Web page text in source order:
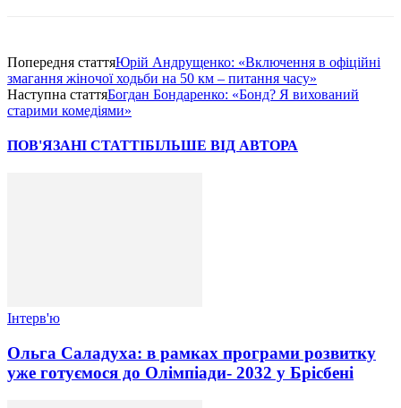
Попередня статтяЮрій Андрущенко: «Включення в офіційні
змагання жіночої ходьби на 50 км – питання часу»
Наступна статтяБогдан Бондаренко: «Бонд? Я вихований
старими комедіями»
ПОВ'ЯЗАНІ СТАТТІБІЛЬШЕ ВІД АВТОРА
Інтерв'ю
Ольга Саладуха: в рамках програми розвитку
уже готуємося до Олімпіади- 2032 у Брісбені